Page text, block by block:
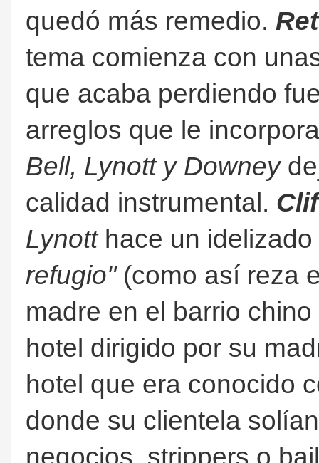
quedó más remedio.
tema comienza con
que acaba perdiendo
arreglos que le
Bell, Lynott y Downey
calidad instrumental.
Lynotthace un
refugio"(como así reza
madre en el barrio
hotel dirigido por su
hotel que era conocido
donde su clientela
negocios, strippers o